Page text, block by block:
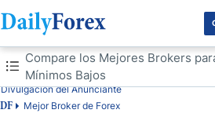
Tabla de contenidos
DF Mejor Broker de Forex
Divulgación del Anunciante
Compare los Mejores Brokers
Mínimos Bajos
Compare los Mejores Brokers para los